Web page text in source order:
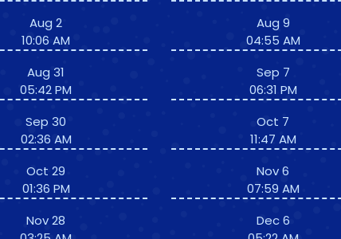
Aug 2
10:06 AM
Aug 31
05:42 PM
Sep 30
02:36 AM
Oct 29
01:36 PM
Nov 28
Aug 9
04:55 AM
Sep 7
06:31 PM
Oct 7
11:47 AM
Nov 6
07:59 AM
Dec 6